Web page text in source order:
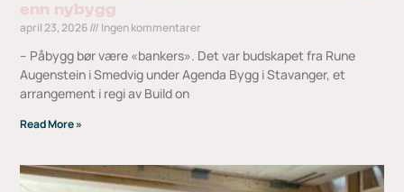
enn nybygg
april 23, 2026 Ingen kommentarer
– Påbygg bør være «bankers». Det var budskapet fra Rune
Augenstein i Smedvig under Agenda Bygg i Stavanger, et
arrangement i regi av Build on
Read More »